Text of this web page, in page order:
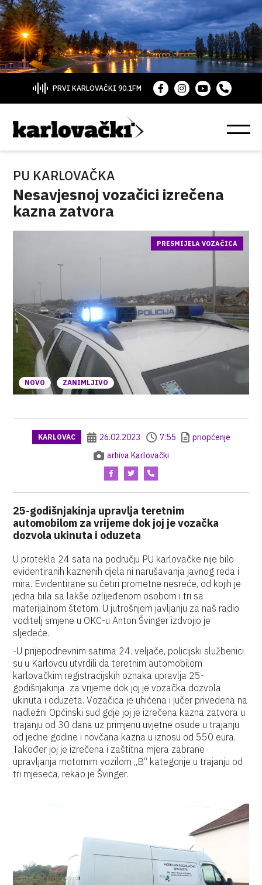
PRVI KARLOVAČKI 90.1FM
PU KARLOVAČKA
Nesavjesnoj vozačici izrečena
kazna zatvora
NOVO ZANIMLJIVO
PRESMIJELA VOZAČICA
KARLOVAC 26.02.2023 7:55
priopćenje
arhiva Karlovački
25-godišnjakinja upravlja teretnim
automobilom za vrijeme dok joj je vozačka
dozvola ukinuta i oduzeta
U protekla 24 sata na području PU karlovačke nije bilo
evidentiranih kaznenih djela ni narušavanja javnog reda i
mira. Evidentirane su četiri prometne nesreće, od kojih je
jedna bila sa lakše ozlijeđenom osobom i tri sa
materijalnom štetom. U jutrošnjem javljanju za naš radio
voditelj smjene u OKC-u Anton Švinger izdvojio je
sljedeće.
-U prijepodnevnim satima 24. veljače, policijski službenici
su u Karlovcu utvrdili da teretnim automobilom
karlovačkim registracijskih oznaka upravlja 25-
godišnjakinja za vrijeme dok joj je vozačka dozvola
ukinuta i oduzeta. Vozačica je uhićena i jučer privedena na
nadležni Općinski sud gdje joj je izrečena kazna zatvora u
trajanju od 30 dana uz primjenu uvjetne osude u trajanju
od jedne godine i novčana kazna u iznosu od 550 eura.
Također joj je izrečena i zaštitna mjera zabrane
upravljanja motornim vozilom „B“ kategorije u trajanju od
tri mjeseca, rekao je Švinger.